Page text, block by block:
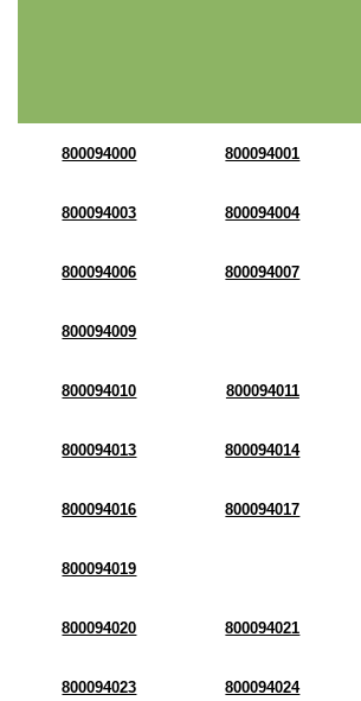
800094000 800094001
800094003 800094004
800094006 800094007
800094009
800094010 800094011
800094013 800094014
800094016 800094017
800094019
800094020 800094021
800094023 800094024